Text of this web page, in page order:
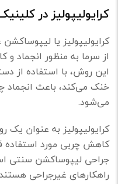
کرایولیپولیز در
کرایولیپولیز یا
از سرما به منظور
این روش، با استفاده از
خنک می‌کند، باعث انجماد
می‌شود.
کرایولیپولیز به عنوان
کاهش چربی مورد استفاده
جراحی لیپوساکشن سنتی
راهکارهای غیرجراحی